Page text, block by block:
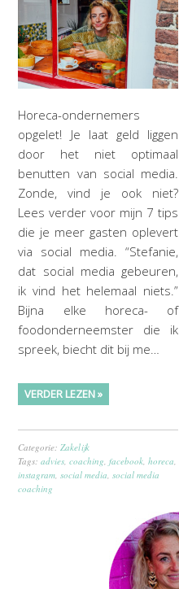
Horeca-ondernemers
opgelet! Je laat geld liggen
door het niet optimaal
benutten van social media.
Zonde, vind je ook niet?
Lees verder voor mijn 7 tips
die je meer gasten oplevert
via social media. “Stefanie,
dat social media gebeuren,
ik vind het helemaal niets.”
Bijna elke horeca- of
foodonderneemster die ik
spreek, biecht dit bij me…
VERDER LEZEN »
Categorie: Zakelijk
Tags:advies ,coaching ,facebook ,horeca
instagram ,social media ,social media
coaching